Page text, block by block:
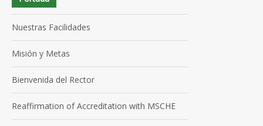
Nuestras Facilidades
Misión y Metas
Bienvenida del Rector
Reaffirmation of Accreditation with MSCHE